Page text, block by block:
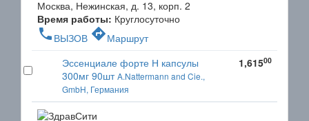
Москва, Нежинская, д. 13, корп. 2
Время работы: Круглосуточно
phone ВЫЗОВ directionsМаршрут
Эссенциале форте Н капсулы
300мг 90штA.Nattermann and Cie.,
GmbH, Германия
1,61500